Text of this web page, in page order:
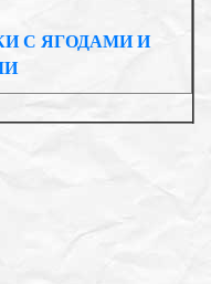
С ЯГОДАМИ И